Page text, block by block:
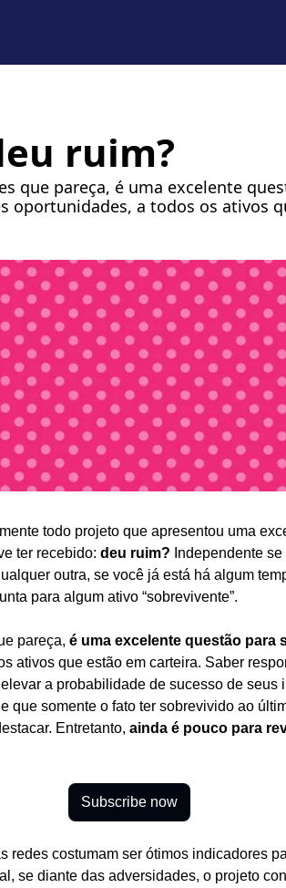
ruim?
que pareça, é uma excelente
oportunidades, a todos os ativos
todo projeto que apresentou uma
ter recebido: deu ruim? Independente
outra, se você já está há algum
para algum ativo “sobrevivente”.
pareça, é uma excelente questão para
ativos que estão em carteira. Saber
a probabilidade de sucesso de seus
que somente o fato ter sobrevivido ao
Entretanto, ainda é pouco para
Subscribe now
redes costumam ser ótimos indicadores
se diante das adversidades, o projeto